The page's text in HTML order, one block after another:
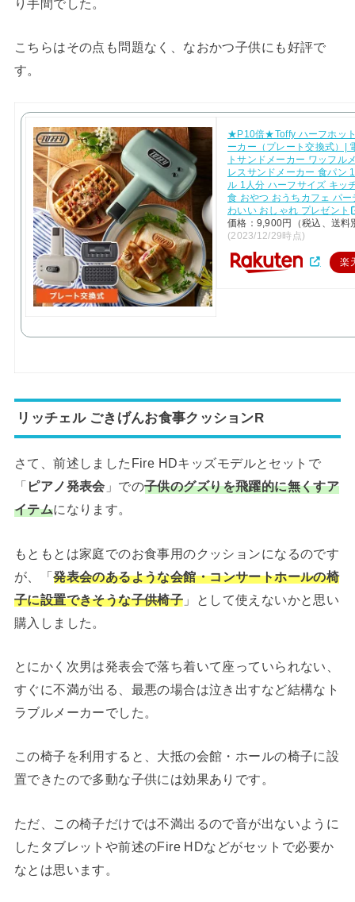
り手間でした。
こちらはその点も問題なく、なおかつ子供にも好評で
す。
★P10倍★Toffy ハーフホッ
ーカー（プレート交換式）|
トサンドメーカー ワッフル
レスサンドメーカー 食パン
ル 1人分 ハーフサイズ キッ
食 おやつ おうちカフェ パー
わいい おしゃれ プレゼント
価格：9,900円（税込、送料
(2023/12/29時点)
楽
リッチェル ごきげんお食事クッションR
さて、前述しましたFire HDキッズモデルとセットで
「 ピアノ発表会 」での子供のグズりを飛躍的に無くすア
イテムになります。
もともとは家庭でのお食事用のクッションになるのです
が、「発表会のあるような会館・コンサートホールの椅
子に設置できそうな子供椅子 」として使えないかと思い
購入しました。
とにかく次男は発表会で落ち着いて座っていられない、
すぐに不満が出る、最悪の場合は泣き出すなど結構なト
ラブルメーカーでした。
この椅子を利用すると、大抵の会館・ホールの椅子に設
置できたので多動な子供には効果ありです。
ただ、この椅子だけでは不満出るので音が出ないように
したタブレットや前述のFire HDなどがセットで必要か
なとは思います。